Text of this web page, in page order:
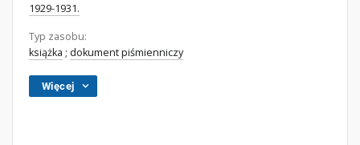
1929-1931.
Typ zasobu:
książka ; dokument piśmienniczy
Więcej